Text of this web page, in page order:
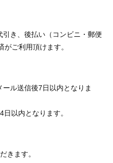
き、後払い（コンビニ・郵便
ご利用頂けます。
ル送信後7日以内となりま
以内となります。
きます。